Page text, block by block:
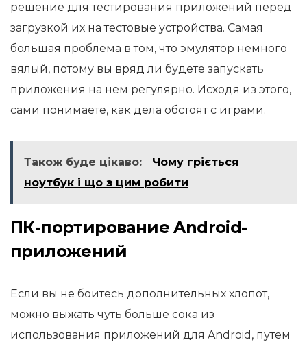
решение для тестирования приложений перед
загрузкой их на тестовые устройства. Самая
большая проблема в том, что эмулятор немного
вялый, потому вы вряд ли будете запускать
приложения на нем регулярно. Исходя из этого,
сами понимаете, как дела обстоят с играми.
Також буде цікаво:
Чому гріється
ноутбук і що з цим робити
ПК-портирование Android-
приложений
Если вы не боитесь дополнительных хлопот,
можно выжать чуть больше сока из
использования приложений для Android, путем